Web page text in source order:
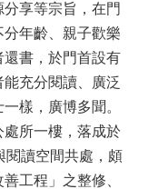
享等宗旨，在門
年齡、親子歡樂
書，於門首設有
能充分閱讀、廣泛
樣，廣博多聞。
所一樓，落成於
閱讀空間共處，頗
工程」之整修、